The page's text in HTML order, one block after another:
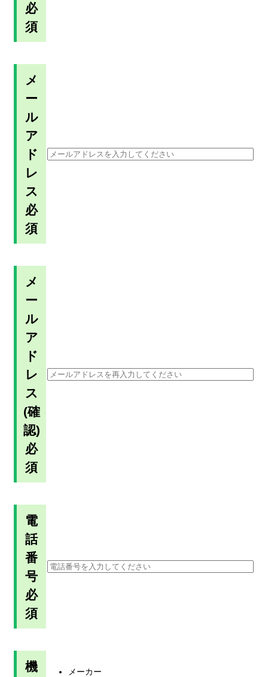
必
須
メ
ー
ル
ア
ド
レ
ス
必
須
メ
ー
ル
ア
ド
レ
ス
(確
認)
必
須
電
話
番
号
必
須
機
メーカー